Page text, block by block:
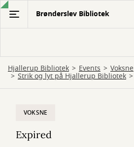
Gå
hovedindhold
Brønderslev Bibliotek
Hjallerup Bibliotek Events Voksne
Strik og lyt på Hjallerup Bibliotek
VOKSNE
Expired